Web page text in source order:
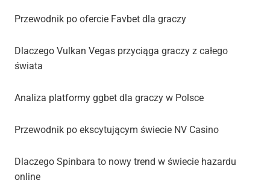
Przewodnik po ofercie Favbet dla graczy
Dlaczego Vulkan Vegas przyciąga graczy z całego
świata
Analiza platformy ggbet dla graczy w Polsce
Przewodnik po ekscytującym świecie NV Casino
Dlaczego Spinbara to nowy trend w świecie hazardu
online